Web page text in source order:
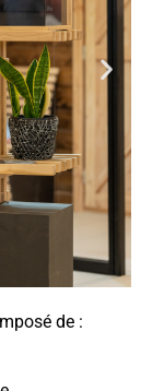
de :